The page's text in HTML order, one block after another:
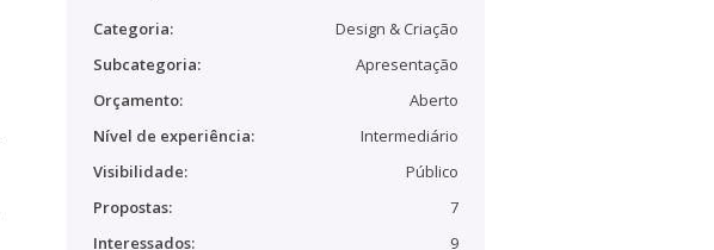
Categoria:
Design & Criação
Subcategoria:
Apresentação
Orçamento:
Aberto
Nível de experiência:
Intermediário
Visibilidade:
Público
Propostas:
7
Interessados:
9